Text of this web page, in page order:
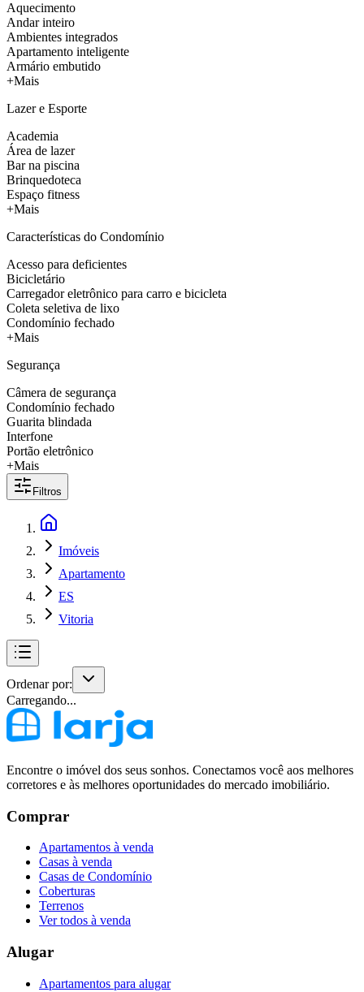
Aquecimento
Andar inteiro
Ambientes integrados
Apartamento inteligente
Armário embutido
+Mais
Lazer e Esporte
Academia
Área de lazer
Bar na piscina
Brinquedoteca
Espaço fitness
+Mais
Características do Condomínio
Acesso para deficientes
Bicicletário
Carregador eletrônico para carro e bicicleta
Coleta seletiva de lixo
Condomínio fechado
+Mais
Segurança
Câmera de segurança
Condomínio fechado
Guarita blindada
Interfone
Portão eletrônico
+Mais
Filtros
Imóveis
Apartamento
ES
Vitoria
Ordenar por:
Carregando...
Encontre o imóvel dos seus sonhos. Conectamos você aos melhores
corretores e às melhores oportunidades do mercado imobiliário.
Comprar
Apartamentos à venda
Casas à venda
Casas de Condomínio
Coberturas
Terrenos
Ver todos à venda
Alugar
Apartamentos para alugar